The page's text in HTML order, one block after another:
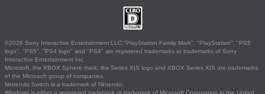
©2026 Sony Interactive Entertainment LLC."PlayStation Family Mark", "PlayStation", "PS5
logo", "PS5", "PS4 logo" and "PS4" are registered trademarks or trademarks of Sony
Interactive Entertainment Inc.
Microsoft, the XBOX Sphere mark, the Series X|S logo and XBOX Series X|S are trademarks
of the Microsoft group of companies.
Nintendo Switch is a trademark of Nintendo.
Windows is either a registered trademark or trademark of Microsoft Corporation in the United